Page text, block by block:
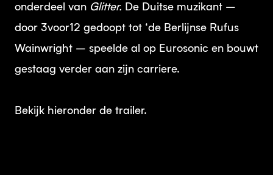
onderdeel van Glitter. De Duitse muzikant –
door 3voor12 gedoopt tot ‘de Berlijnse Rufus
Wainwright – speelde al op Eurosonic en bouwt
gestaag verder aan zijn carriere.
Bekijk hieronder de trailer.